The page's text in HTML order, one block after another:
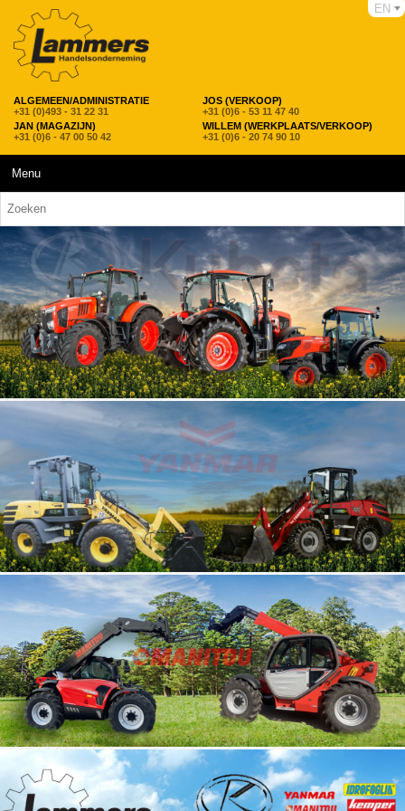
ALGEMEEN/ADMINISTRATIE
+31 (0)493 - 31 22 31
JOS (VERKOOP)
+31 (0)6 - 53 11 47 40
JAN (MAGAZIJN)
+31 (0)6 - 47 00 50 42
WILLEM (WERKPLAATS/VERKOOP)
+31 (0)6 - 20 74 90 10
EN
Menu